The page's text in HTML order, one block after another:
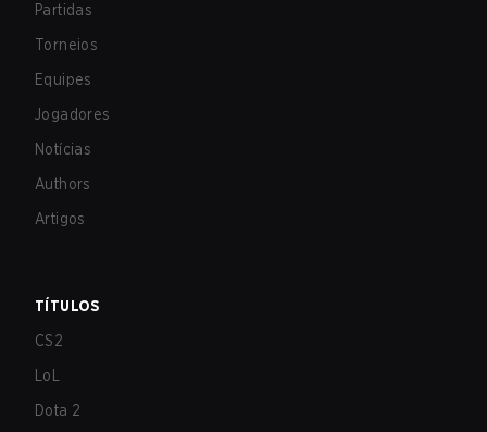
Partidas
Torneios
Equipes
Jogadores
Notícias
Authors
Artigos
TÍTULOS
CS2
LoL
Dota 2